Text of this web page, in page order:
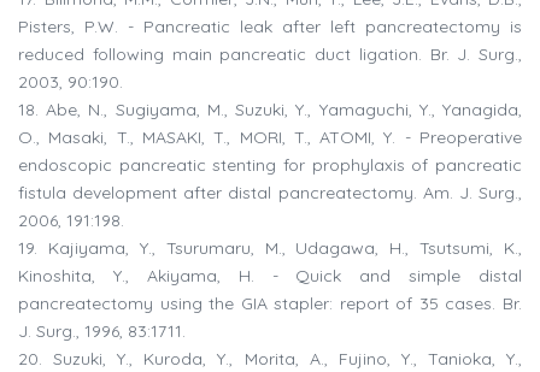
Pisters, P.W. - Pancreatic leak after left pancreatectomy is
reduced following main pancreatic duct ligation. Br. J. Surg.,
2003, 90:190.
18. Abe, N., Sugiyama, M., Suzuki, Y., Yamaguchi, Y., Yanagida,
O., Masaki, T., MASAKI, T., MORI, T., ATOMI, Y. - Preoperative
endoscopic pancreatic stenting for prophylaxis of pancreatic
fistula development after distal pancreatectomy. Am. J. Surg.,
2006, 191:198.
19. Kajiyama, Y., Tsurumaru, M., Udagawa, H., Tsutsumi, K.,
Kinoshita, Y., Akiyama, H. - Quick and simple distal
pancreatectomy using the GIA stapler: report of 35 cases. Br.
J. Surg., 1996, 83:1711.
20. Suzuki, Y., Kuroda, Y., Morita, A., Fujino, Y., Tanioka, Y.,